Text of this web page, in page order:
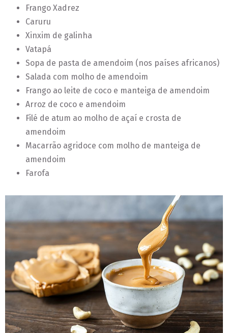
Frango Xadrez
Caruru
Xinxim de galinha
Vatapá
Sopa de pasta de amendoim (nos países africanos)
Salada com molho de amendoim
Frango ao leite de coco e manteiga de amendoim
Arroz de coco e amendoim
Filé de atum ao molho de açaí e crosta de
amendoim
Macarrão agridoce com molho de manteiga de
amendoim
Farofa